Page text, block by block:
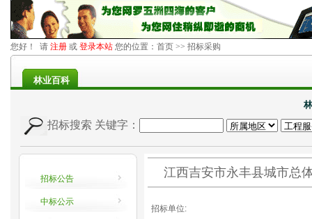
您好！ 请 注册 或 登录本站 您的位置： 首页 >> 招标采购
林业百科
招标搜索 关键字：
招标公告
中标公示
江西吉安市永丰县城市总
招标单位: